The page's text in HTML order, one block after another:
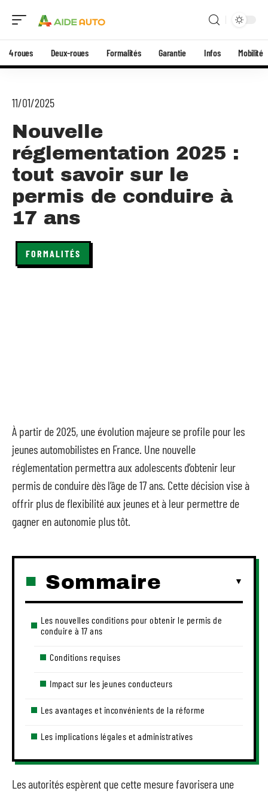
4 roues Deux-roues Formalités Garantie Infos Mobilité
11/01/2025
Nouvelle
réglementation 2025 :
tout savoir sur le
permis de conduire à
17 ans
FORMALITÉS
À partir de 2025, une évolution majeure se profile pour les
jeunes automobilistes en France. Une nouvelle
réglementation permettra aux adolescents d’obtenir leur
permis de conduire dès l’âge de 17 ans. Cette décision vise à
offrir plus de flexibilité aux jeunes et à leur permettre de
gagner en autonomie plus tôt.
Sommaire
Les nouvelles conditions pour obtenir le permis de
conduire à 17 ans
Conditions requises
Impact sur les jeunes conducteurs
Les avantages et inconvénients de la réforme
Les implications légales et administratives
Les autorités espèrent que cette mesure favorisera une